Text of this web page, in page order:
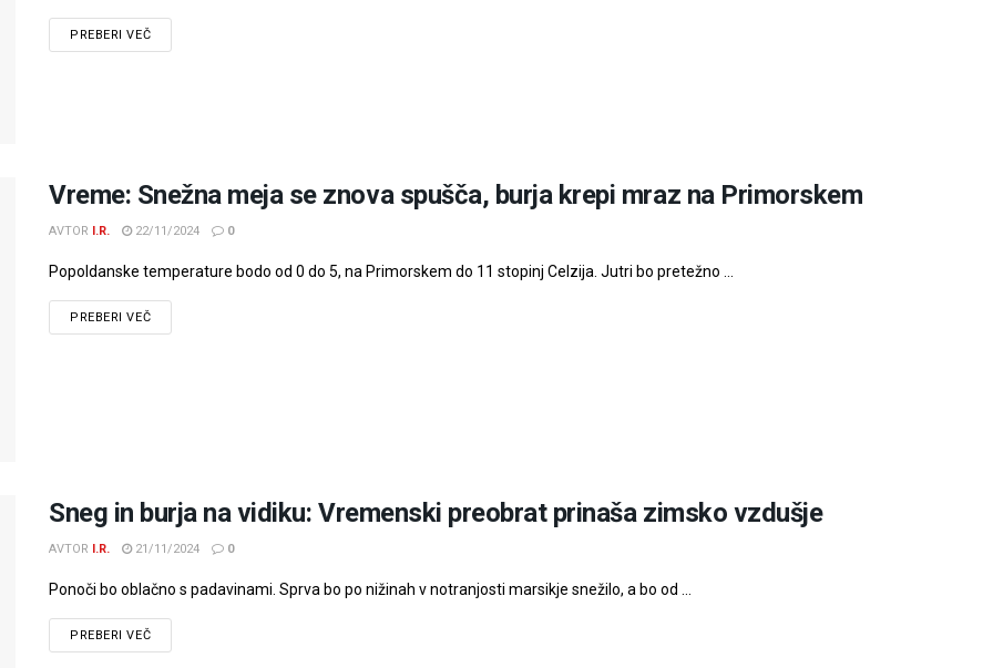
PREBERI VEČ
Vreme: Snežna meja se znova spušča, burja krepi mraz na Primorskem
AVTOR I.R. 22/11/2024 0
Popoldanske temperature bodo od 0 do 5, na Primorskem do 11 stopinj Celzija. Jutri bo pretežno ...
PREBERI VEČ
Sneg in burja na vidiku: Vremenski preobrat prinaša zimsko vzdušje
AVTOR I.R. 21/11/2024 0
Ponoči bo oblačno s padavinami. Sprva bo po nižinah v notranjosti marsikje snežilo, a bo od ...
PREBERI VEČ